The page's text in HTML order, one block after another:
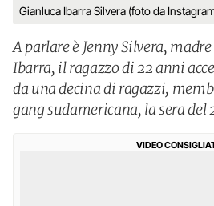
Gianluca Ibarra Silvera (foto da
A parlare è Jenny Silvera,
Ibarra, il ragazzo di 22 anni
da una decina di ragazzi,
gang sudamericana, la sera del
VIDEO